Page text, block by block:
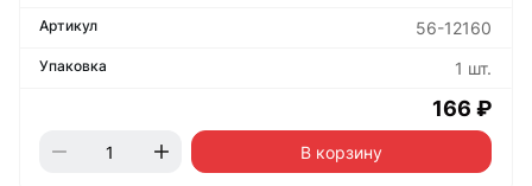
56-12160
1 шт.
166 ₽
В корзину